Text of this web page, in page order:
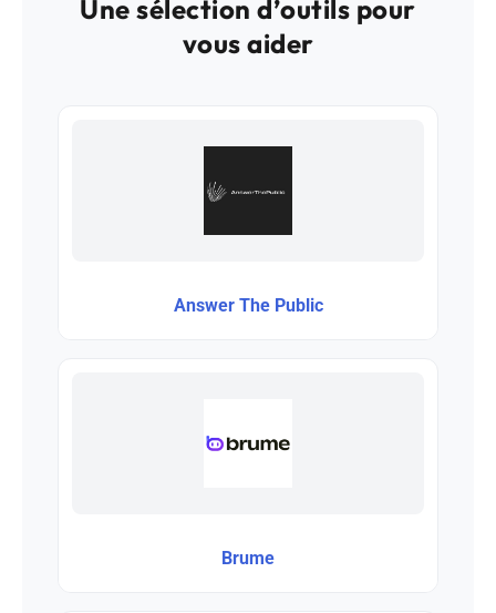
Une sélection d’outils pour
vous aider
Answer The Public
Brume